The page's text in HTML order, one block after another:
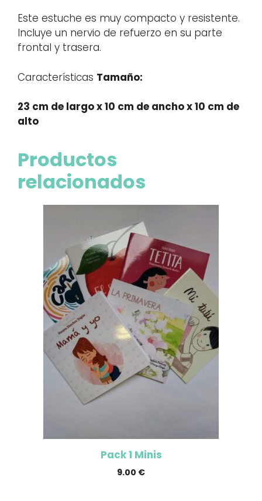
Este estuche es muy compacto y resistente.
Incluye un nervio de refuerzo en su parte
frontal y trasera.
Características Tamaño:
23 cm de largo x 10 cm de ancho x 10 cm de
alto
Productos
relacionados
Pack 1 Minis
9.00 €